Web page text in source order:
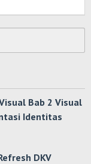
Bab 2 Visual
Identitas
DKV